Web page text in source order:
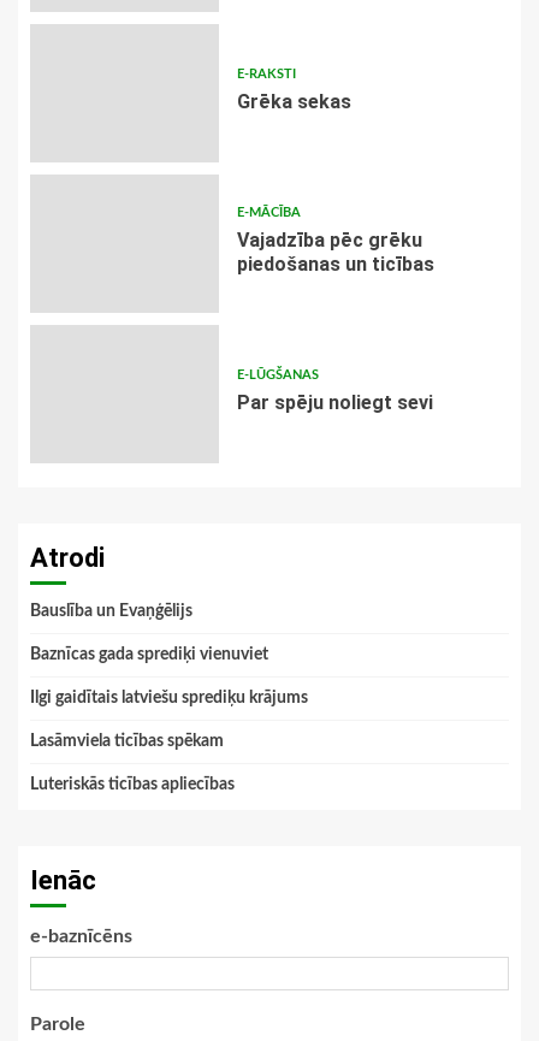
E-RAKSTI
Grēka sekas
E-MĀCĪBA
Vajadzība pēc grēku
piedošanas un ticības
E-LŪGŠANAS
Par spēju noliegt sevi
Atrodi
Bauslība un Evaņģēlijs
Baznīcas gada sprediķi vienuviet
Ilgi gaidītais latviešu sprediķu krājums
Lasāmviela ticības spēkam
Luteriskās ticības apliecības
Ienāc
e-baznīcēns
Parole